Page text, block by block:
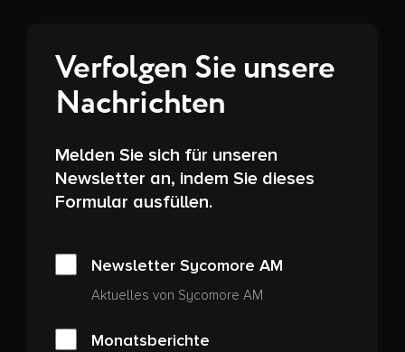
Verfolgen Sie unsere
Nachrichten
Melden Sie sich für unseren
Newsletter an, indem Sie dieses
Formular ausfüllen.
Newsletter Sycomore AM
Aktuelles von Sycomore AM
Monatsberichte